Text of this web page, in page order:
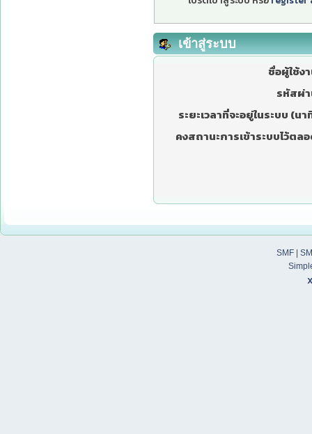
เข้าสู่ระบบ
ชื่อผู้ใช้ง
รหัสผ่
ระยะเวลาที่จะอยู่ในระบบ (นา
คงสถานะการเข้าระบบไว้ตล
SMF|